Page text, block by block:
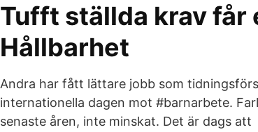
Tufft ställda krav
Hållbarhet
Andra har fått lättare jobb som
internationella dagen mot #barnarbete.
senaste åren, inte minskat. Det är dags